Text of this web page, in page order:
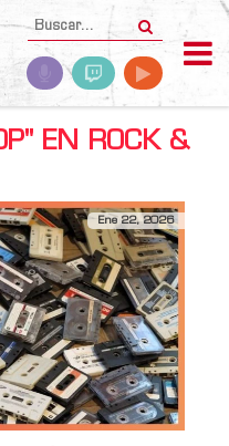
EN ROCK &
Ene 22, 2026